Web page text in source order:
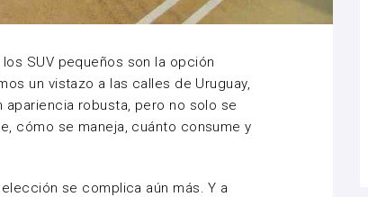
SUV pequeños son la opción
un vistazo a las calles de Uruguay,
robusta, pero no solo se
cómo se maneja, cuánto consume y
se complica aún más. Y a